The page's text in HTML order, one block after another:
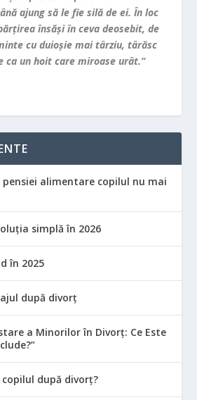
ajung să le fie silă de ei. În loc
însăşi în ceva deosebit, de
cu duioşie mai târziu, târăsc
ca un hoit care miroase urât.”
alimentare copilul nu mai
simplă în 2026
în 2025
după divorț
a Minorilor în Divorț: Ce Este
după divorț?